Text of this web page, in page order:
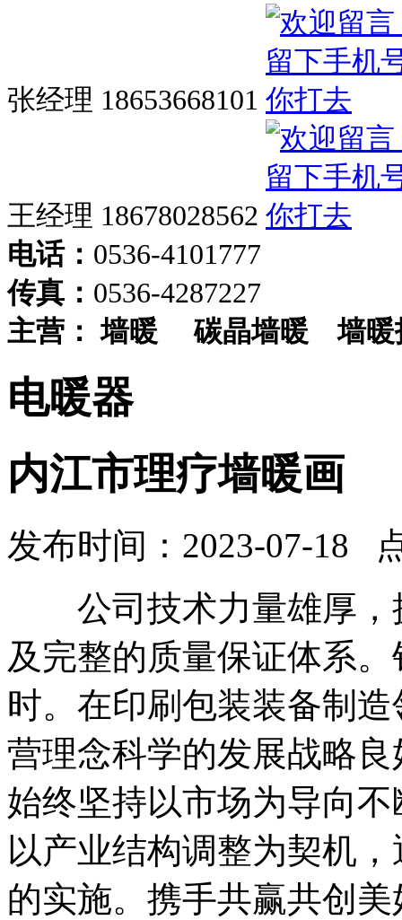
张经理 18653668101
王经理 18678028562
电话： 0536-4101777
传真： 0536-4287227
主营： 墙暖碳晶墙暖墙暖
电暖器
内江市理疗墙暖画
发布时间：2023-07-18
公司技术力量雄厚，
及完整的质量保证体系
时。在印刷包装装备制
营理念科学的发展战略
始终坚持以市场为导向
以产业结构调整为契机
的实施。携手共赢共创